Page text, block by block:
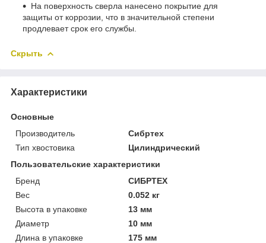
На поверхность сверла нанесено покрытие для
защиты от коррозии, что в значительной степени
продлевает срок его службы.
Скрыть
Характеристики
Основные
Производитель
Сибртех
Тип хвостовика
Цилиндрический
Пользовательские характеристики
Бренд
СИБРТЕХ
Вес
0.052 кг
Высота в упаковке
13 мм
Диаметр
10 мм
Длина в упаковке
175 мм